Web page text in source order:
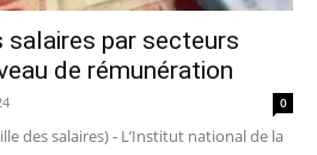
salaires par secteurs
de rémunération
0
des salaires) - L’Institut national de la